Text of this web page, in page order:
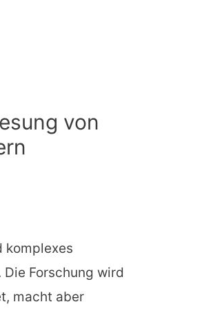
von
komplexes
Forschung wird
macht aber